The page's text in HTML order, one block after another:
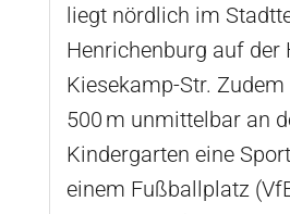
liegt nördlich im
Henrichenburg auf der
Kiesekamp-Str.
500 m unmittelbar an
Kindergarten eine
einem Fußballplatz